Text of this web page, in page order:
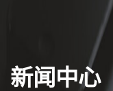
新闻中心